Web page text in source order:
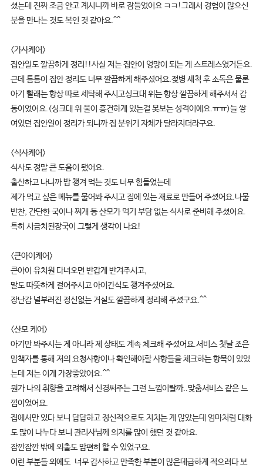
셨는데 진짜 조금 안고 계시니까 바로 잠들었어요 ㅋㅋ!그래서 경험이 많으신
분을 만나는 것도 복인 것 같아요.^^
<가사케어>
집안일도 깔끔하게 정리!!사실 저는 집안이 엉망이 되는 게 스트레스였거든요.
근데 틈틈이 집안 정리도 너무 깔끔하게 해주셨어요.젖병 세척 후 소독은 물론
아기 빨래는 항상 따로 세탁해 주시고싱크대 위는 항상 깔끔하게 해주셔서 감
동이었어요.(싱크대 위 물이 흥건하게 있는걸 못보는 성격이에요.ㅠㅠ)늘 쌓
여있던 집안일이 정리가 되니까 집 분위기 자체가 달라지더라구요.
<식사케어>
식사도 정말 큰 도움이 됐어요.
출산하고 나니까 밥 챙겨 먹는 것도 너무 힘들었는데
제가 먹고 싶은 메뉴를 물어봐 주시고 집에 있는 재료로 만들어 주셨어요.나물
반찬, 간단한 국이나 찌개 등 산모가 먹기 부담 없는 식사로 준비해 주셨어요.
특히 시금치된장국이 그렇게 생각이 나요!
<큰아이케어>
큰아이 유치원 다녀오면 반갑게 반겨주시고,
말도 따뜻하게 걸어주시고 아이간식도 챙겨주셨어요.
장난감 널부러진 정신없는 거실도 깔끔하게 정리해 주셨구요.^^
<산모 케어>
아기만 봐주시는 게 아니라 제 상태도 계속 체크해 주셨어요.서비스 첫날 조은
맘책자를 통해 저의 요청사항이나 확인해야할 사항들을 체크하는 항목이 있었
는데 저는 이게 가장좋았어요.^^
뭔가 나의 취향을 고려해서 신경써주는 그런 느낌이랄까..맞춤서비스 같은 느
낌이었어요.
집에서만 있다 보니 답답하고 정신적으로도 지치는 게 많았는데 엄마처럼 대화
도 많이 나누다 보니 관리사님께 의지를 많이 했던 것 같아요.
잠깐잠깐 밖에 외출도 맘편히 할 수 있었구요.
이런 부분들 외에도 너무 감사하고 만족한 부분이 많은데급하게 적으려다 보